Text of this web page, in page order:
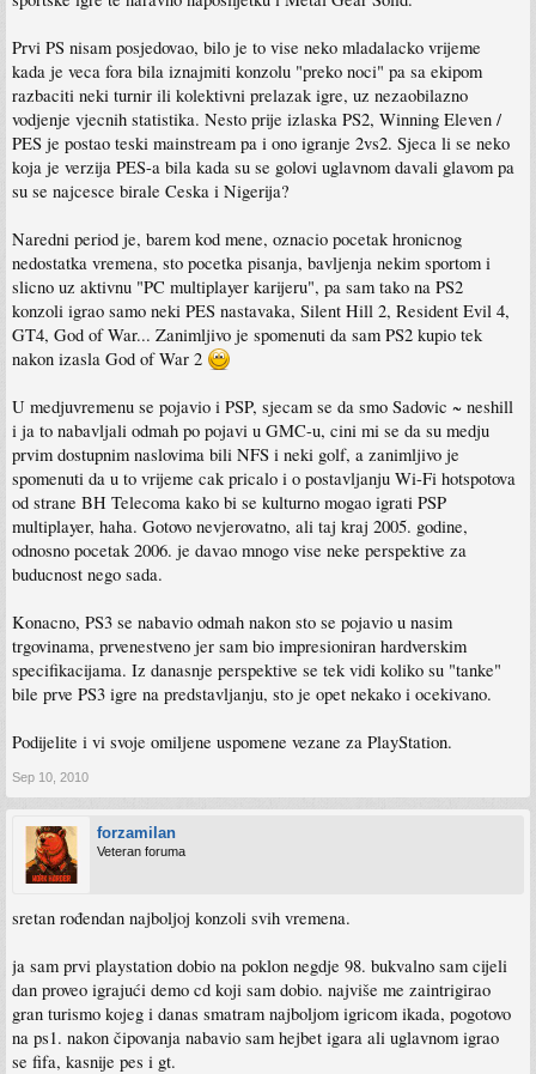
Prvi PS nisam posjedovao, bilo je to vise neko mladalacko vrijeme
kada je veca fora bila iznajmiti konzolu "preko noci" pa sa ekipom
razbaciti neki turnir ili kolektivni prelazak igre, uz nezaobilazno
vodjenje vjecnih statistika. Nesto prije izlaska PS2, Winning Eleven /
PES je postao teski mainstream pa i ono igranje 2vs2. Sjeca li se neko
koja je verzija PES-a bila kada su se golovi uglavnom davali glavom pa
su se najcesce birale Ceska i Nigerija?
Naredni period je, barem kod mene, oznacio pocetak hronicnog
nedostatka vremena, sto pocetka pisanja, bavljenja nekim sportom i
slicno uz aktivnu "PC multiplayer karijeru", pa sam tako na PS2
konzoli igrao samo neki PES nastavaka, Silent Hill 2, Resident Evil 4,
GT4, God of War... Zanimljivo je spomenuti da sam PS2 kupio tek
nakon izasla God of War 2
U medjuvremenu se pojavio i PSP, sjecam se da smo Sadovic ~ neshill
i ja to nabavljali odmah po pojavi u GMC-u, cini mi se da su medju
prvim dostupnim naslovima bili NFS i neki golf, a zanimljivo je
spomenuti da u to vrijeme cak pricalo i o postavljanju Wi-Fi hotspotova
od strane BH Telecoma kako bi se kulturno mogao igrati PSP
multiplayer, haha. Gotovo nevjerovatno, ali taj kraj 2005. godine,
odnosno pocetak 2006. je davao mnogo vise neke perspektive za
buducnost nego sada.
Konacno, PS3 se nabavio odmah nakon sto se pojavio u nasim
trgovinama, prvenestveno jer sam bio impresioniran hardverskim
specifikacijama. Iz danasnje perspektive se tek vidi koliko su "tanke"
bile prve PS3 igre na predstavljanju, sto je opet nekako i ocekivano.
Podijelite i vi svoje omiljene uspomene vezane za PlayStation.
Sep 10, 2010
forzamilan
Veteran foruma
sretan rođendan najboljoj konzoli svih vremena.
ja sam prvi playstation dobio na poklon negdje 98. bukvalno sam cijeli
dan proveo igrajući demo cd koji sam dobio. najviše me zaintrigirao
gran turismo kojeg i danas smatram najboljom igricom ikada, pogotovo
na ps1. nakon čipovanja nabavio sam hejbet igara ali uglavnom igrao
se fifa, kasnije pes i gt.